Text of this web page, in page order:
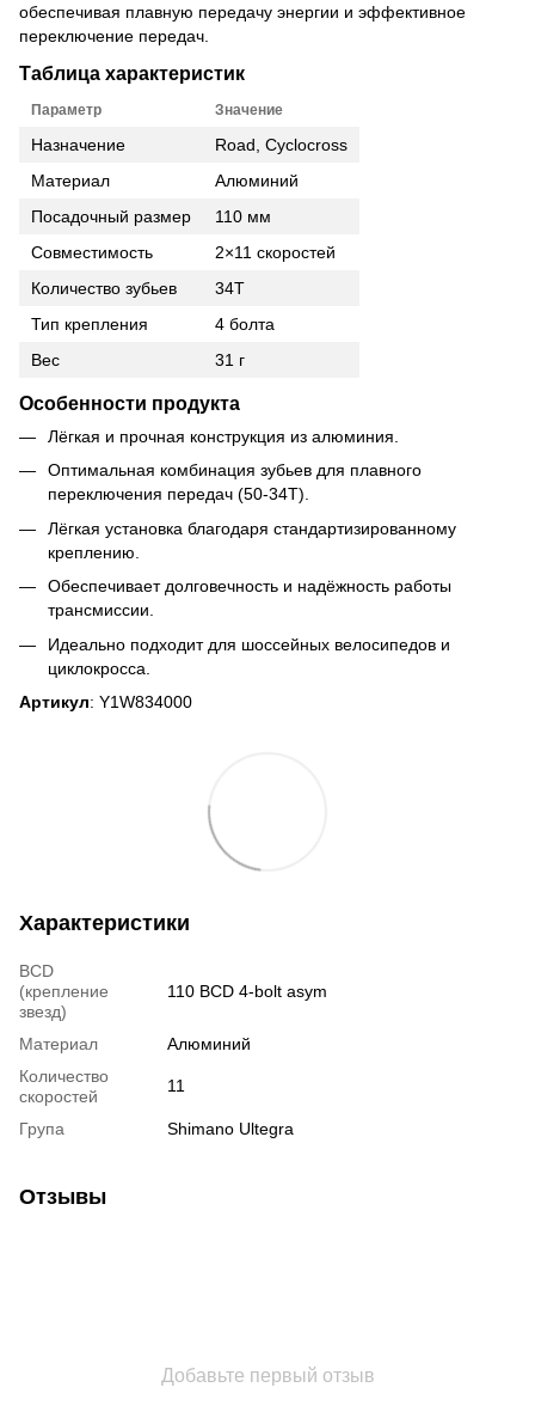
обеспечивая плавную передачу энергии и эффективное
переключение передач.
Таблица характеристик
Параметр Значение
Назначение
Road, Cyclocross
Материал
Алюминий
Посадочный размер
110 мм
Совместимость
2×11 скоростей
Количество зубьев
34T
Тип крепления
4 болта
Вес
31 г
Особенности продукта
Лёгкая и прочная конструкция из алюминия.
Оптимальная комбинация зубьев для плавного
переключения передач (50-34T).
Лёгкая установка благодаря стандартизированному
креплению
Обеспечивает долговечность и надёжность работы
трансмиссии.
Идеально подходит для шоссейных велосипедов и
циклокросса.
Артикул: Y1W834000
Характеристики
BCD
(крепление
звезд)
110 BCD 4-bolt asym
Материал
Алюминий
Количество
скоростей
11
Група Shimano Ultegra
Отзывы
Добавьте первый отзыв